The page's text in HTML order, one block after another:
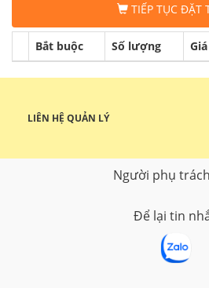
TIẾP TỤC ĐẶT
Bắt buộc Số lượng
LIÊN HỆ QUẢN LÝ
Người phụ
Để lại tin